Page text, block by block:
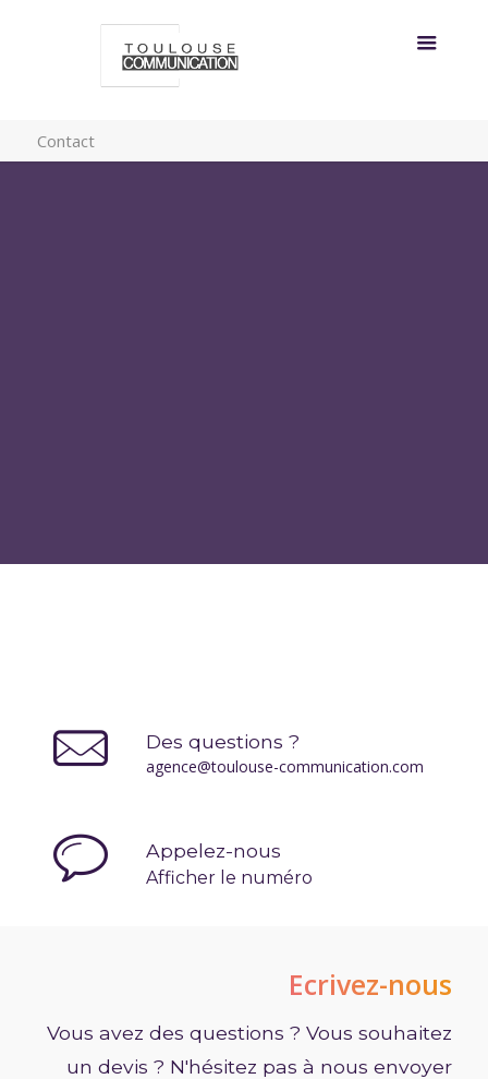
Contact
Des questions ?
agence@toulouse-communication.com
Appelez-nous
Afficher le numéro
Ecrivez-nous
Vous avez des questions ? Vous souhaitez
un devis ? N'hésitez pas à nous envoyer